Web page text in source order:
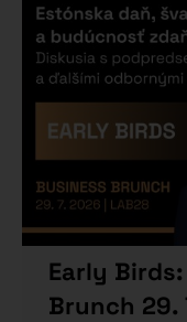
Early
Brunch 29.